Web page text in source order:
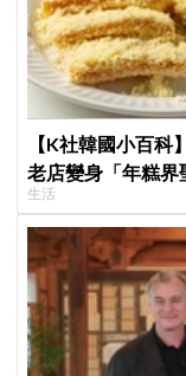
【K社韓國小百
老店變身「年糕界
到底多厲害？
生活